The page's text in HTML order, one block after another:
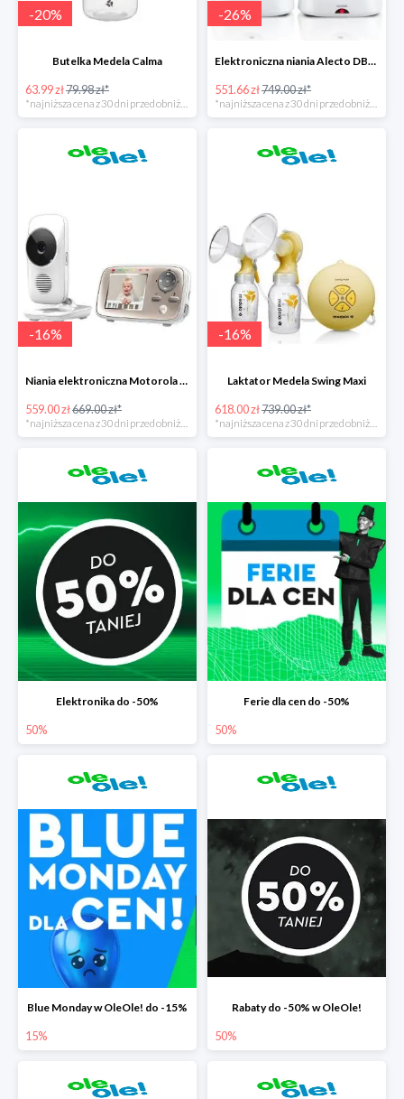
-20%
Butelka Medela Calma
63.99 zł79.98 zł*
-26%
Elektroniczna niania Alecto DBX-68
551.66 zł749.00 zł*
-16%
Niania elektroniczna Motorola MBP 667 Connect
559.00 zł669.00 zł*
*najniższa cena z 30 dni przed obniżką
-16%
Laktator Medela Swing Maxi
618.00 zł739.00 zł*
*najniższa cena z 30 dni przed obniżką
Elektronika do -50%
50%
Ferie dla cen do -50%
50%
Blue Monday w OleOle! do -15%
15%
Rabaty do -50% w OleOle!
50%